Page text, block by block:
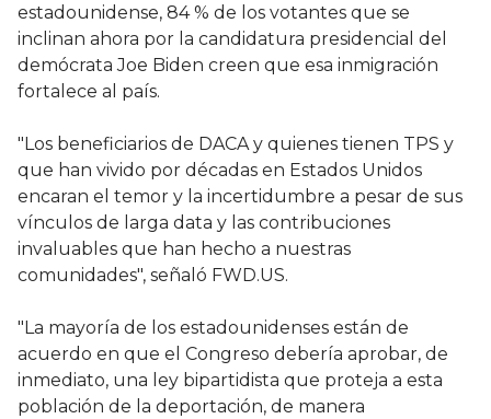
estadounidense, 84 % de los votantes que se
inclinan ahora por la candidatura presidencial del
demócrata Joe Biden creen que esa inmigración
fortalece al país.
"Los beneficiarios de DACA y quienes tienen TPS y
que han vivido por décadas en Estados Unidos
encaran el temor y la incertidumbre a pesar de sus
vínculos de larga data y las contribuciones
invaluables que han hecho a nuestras
comunidades", señaló FWD.US.
"La mayoría de los estadounidenses están de
acuerdo en que el Congreso debería aprobar, de
inmediato, una ley bipartidista que proteja a esta
población de la deportación, de manera